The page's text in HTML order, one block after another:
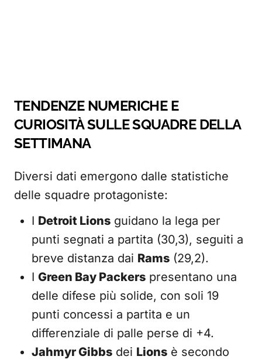
TENDENZE NUMERICHE E
CURIOSITÀ SULLE SQUADRE DELLA
SETTIMANA
Diversi dati emergono dalle statistiche
delle squadre protagoniste:
I Detroit Lions guidano la lega per
punti segnati a partita (30,3), seguiti a
breve distanza dai Rams (29,2).
I Green Bay Packers presentano una
delle difese più solide, con soli 19
punti concessi a partita e un
differenziale di palle perse di +4.
Jahmyr Gibbs dei Lions è secondo